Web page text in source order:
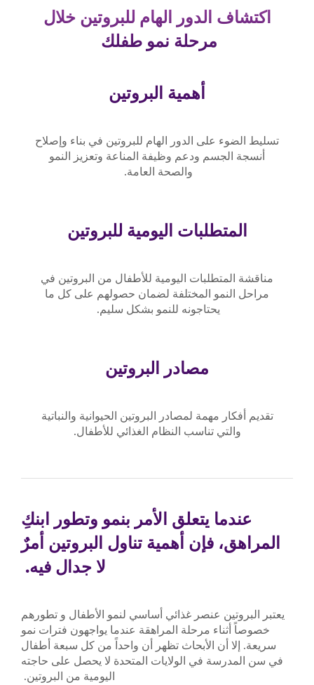
اكتشاف الدور الهام للبروتين خلال
مرحلة نمو طفلك
أهمية البروتين
تسليط الضوء على الدور الهام للبروتين في بناء وإصلاح
أنسجة الجسم ودعم وظيفة المناعة وتعزيز النمو
والصحة العامة.
المتطلبات اليومية للبروتين
مناقشة المتطلبات اليومية للأطفال من البروتين في
مراحل النمو المختلفة لضمان حصولهم على كل ما
يحتاجونه للنمو بشكل سليم.
مصادر البروتين
تقديم أفكار مهمة لمصادر البروتين الحيوانية والنباتية
والتي تناسب النظام الغذائي للأطفال.
عندما يتعلق الأمر بنمو وتطور ابنكِ
المراهق، فإن أهمية تناول البروتين أمرٌ
لا جدال فيه.
يعتبر البروتين عنصر غذائي أساسي لنمو الأطفال و تطورهم
خصوصاً أثناء مرحلة المراهقة عندما يواجهون فترات نمو
سريعة. إلا أن الأبحاث تظهر أن واحداً من كل سبعة أطفال
في سن المدرسة في الولايات المتحدة لا يحصل على حاجته
اليومية من البروتين.